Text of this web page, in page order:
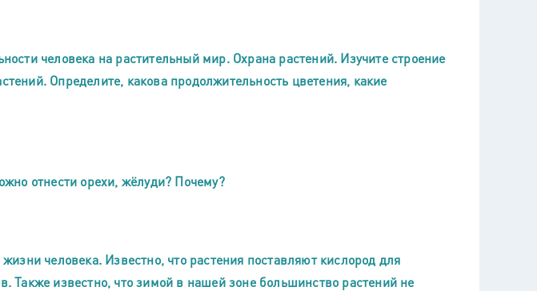
человека на растительный мир. Охрана растений. Изучите строение
Определите, какова продолжительность цветения, какие
отнести орехи, жёлуди? Почему?
человека. Известно, что растения поставляют кислород для
Также известно, что зимой в нашей зоне большинство растений не